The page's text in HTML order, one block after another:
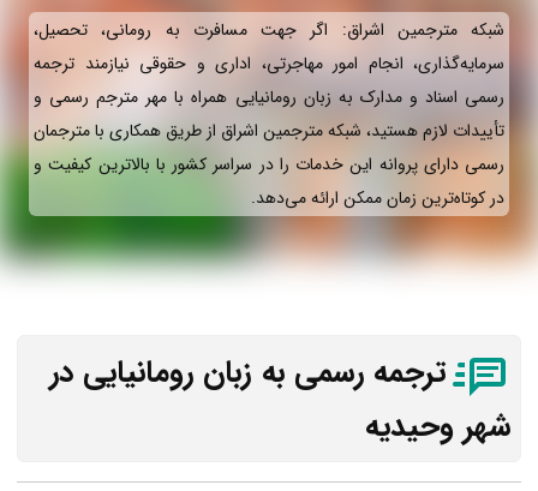
شبکه مترجمین اشراق: اگر جهت مسافرت به رومانی، تحصیل،
سرمایه‌گذاری، انجام امور مهاجرتی، اداری و حقوقی نیازمند ترجمه
رسمی اسناد و مدارک به زبان رومانیایی همراه با مهر مترجم رسمی و
تأییدات لازم هستید، شبکه مترجمین اشراق از طریق همکاری با مترجمان
رسمی دارای پروانه این خدمات را در سراسر کشور با بالاترین کیفیت و
در کوتاه‌ترین زمان ممکن ارائه می‌دهد.
ترجمه رسمی به زبان رومانیایی در
شهر وحیدیه